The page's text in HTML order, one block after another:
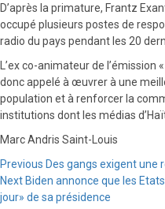
D’après la primature, Frantz
occupé plusieurs postes de
radio du pays pendant les 20
L’ex co-animateur de
donc appelé à œuvrer à une
population et à renforcer la
institutions dont les médias
Marc Andris Saint-Louis
Continue
Reading
Previous Des gangs exigent une
Next Biden annonce que les
jour» de sa présidence